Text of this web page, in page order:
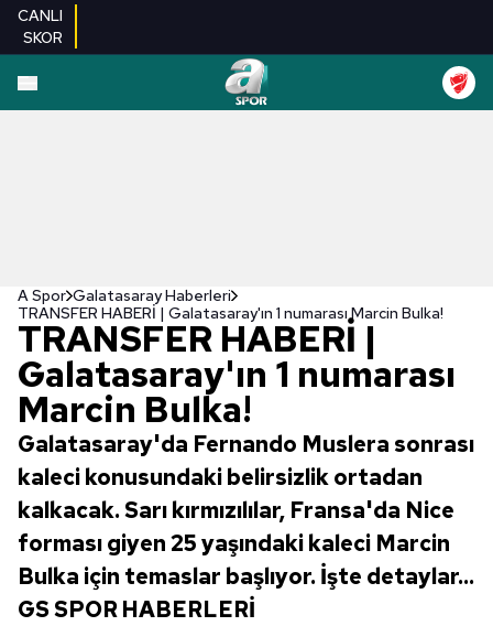
CANLI
SKOR
A Spor Galatasaray Haberleri
TRANSFER HABERİ | Galatasaray'ın 1 numarası Marcin Bulka!
TRANSFER HABERİ |
Galatasaray'ın 1 numarası
Marcin Bulka!
Galatasaray'da Fernando Muslera sonrası
kaleci konusundaki belirsizlik ortadan
kalkacak. Sarı kırmızılılar, Fransa'da Nice
forması giyen 25 yaşındaki kaleci Marcin
Bulka için temaslar başlıyor. İşte detaylar...
GS SPOR HABERLERİ